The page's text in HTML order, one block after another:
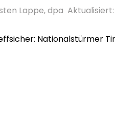
Lappe, dpa Aktualisiert: